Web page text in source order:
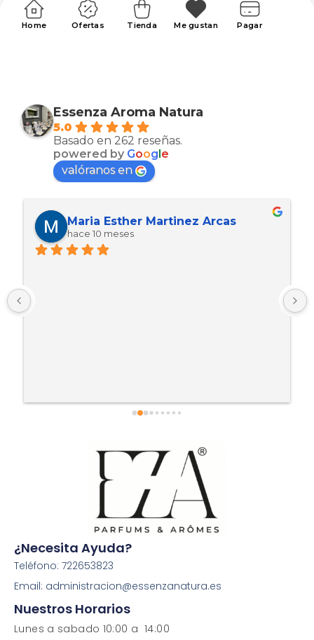
Home Ofertas Tienda Me gustan Pagar
Essenza Aroma Natura
5.0
Basado en 262 reseñas.
powered by Goog e
valóranos en
Maria Esther Martinez Arcas
hace 10 meses
¿Necesita Ayuda?
Teléfono: 722653823
Email: administracion@essenzanatura.es
Nuestros Horarios
Lunes a sabado 10:00 a 14:00